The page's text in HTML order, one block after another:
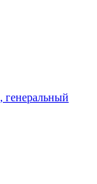
генеральный